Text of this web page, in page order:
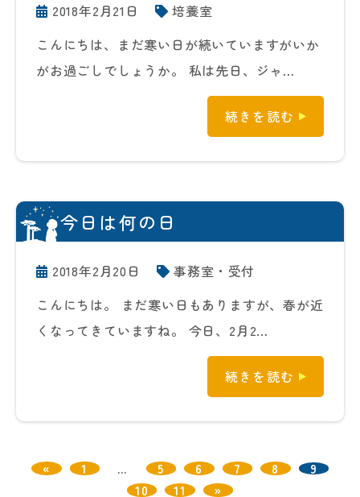
2018年2月21日
培養室
こんにちは、まだ寒い日が続いていますがいか
がお過ごしでしょうか。 私は先日、ジャ…
続きを読む
今日は何の日
2018年2月20日
事務室・受付
こんにちは。 まだ寒い日もありますが、春が近
くなってきていますね。 今日、2月2…
続きを読む
« 1 … 5 6 7 8
9
10
11 »